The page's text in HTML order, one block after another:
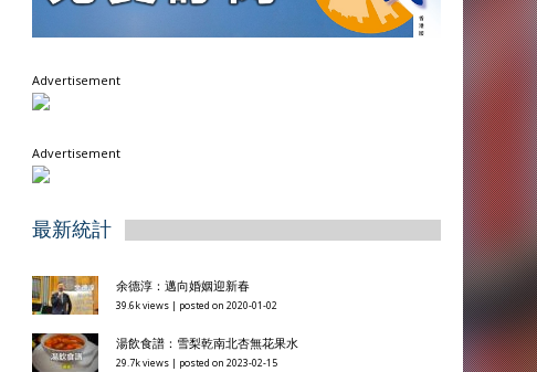
Advertisement
Advertisement
最新統計
余德淳：邁向婚姻迎新春
39.6k views posted on 2020-01-02
湯飲食譜：雪梨乾南北杏無花果水
29.7k views posted on 2023-02-15